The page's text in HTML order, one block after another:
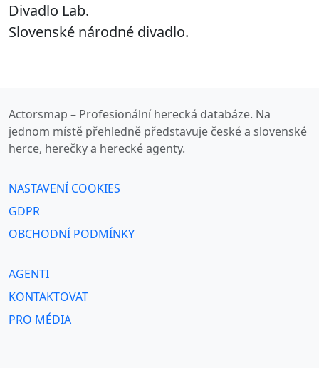
Divadlo Lab.
Slovenské národné divadlo.
Actorsmap – Profesionální herecká databáze. Na
jednom místě přehledně představuje české a slovenské
herce, herečky a herecké agenty.
NASTAVENÍ COOKIES
GDPR
OBCHODNÍ PODMÍNKY
AGENTI
KONTAKTOVAT
PRO MÉDIA